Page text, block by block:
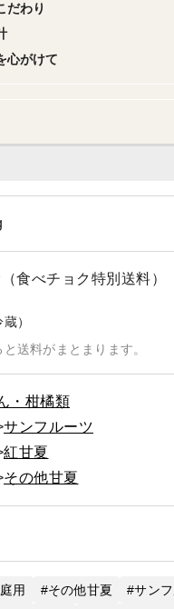
食べチョク特別送料）
）
送料がまとまります。
・柑橘類
サンフルーツ
紅甘夏
その他甘夏
用 その他甘夏 サン
だわり
心がけて